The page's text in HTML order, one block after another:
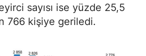
sayısı ise yüzde 25,5
766 kişiye geriledi.